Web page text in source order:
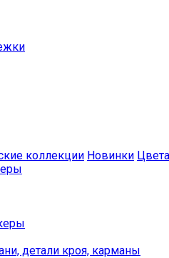
коллекции Новинки Цвета
детали кроя, карманы